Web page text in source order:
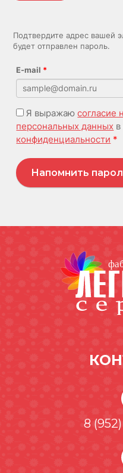
Подтвердите адрес вашей
будет отправлен пароль.
E-mail *
Я выражаюсогласие
персональных данных
конфиденциальности *
Напомнить
8